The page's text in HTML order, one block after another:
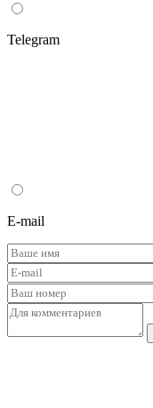
Telegram
E-mail